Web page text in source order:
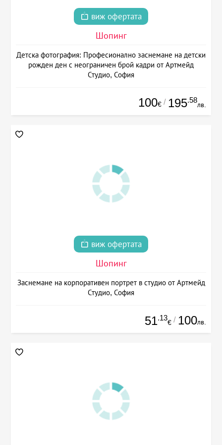
виж офертата
Шопинг
Детска фотография: Професионално заснемане на детски
рожден ден с неограничен брой кадри от Артмейд
Студио, София
100€ / 195.58
лв.
виж офертата
Шопинг
Заснемане на корпоративен портрет в студио от Артмейд
Студио, София
51.13
€ / 100лв.